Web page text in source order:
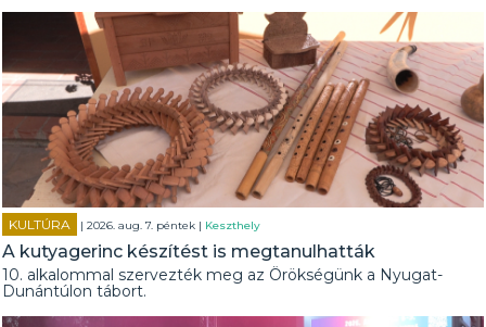
KULTÚRA | 2026. aug. 7. péntek | Keszthely
A kutyagerinc készítést is megtanulhatták
10. alkalommal szervezték meg az Örökségünk a Nyugat-
Dunántúlon tábort.